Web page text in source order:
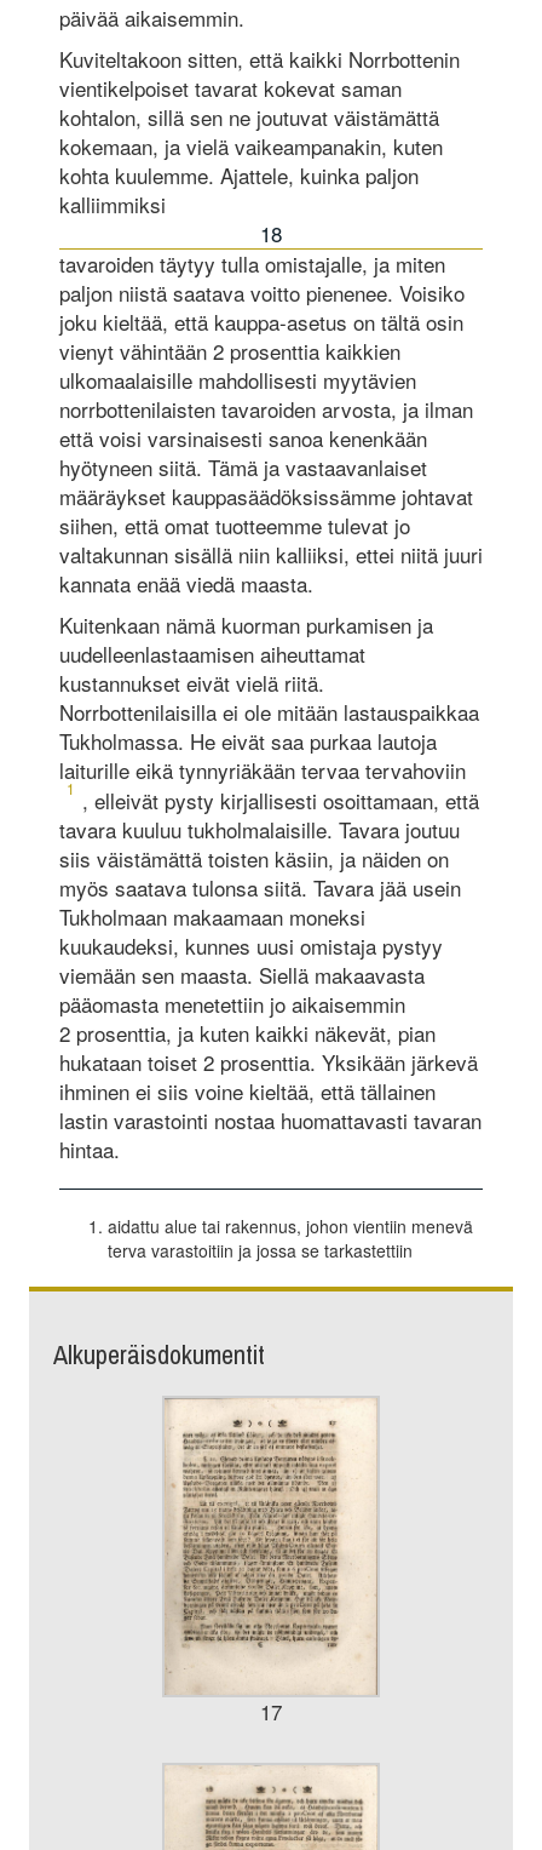
päivää aikaisemmin.
Kuviteltakoon sitten, että kaikki Norrbottenin
vientikelpoiset tavarat kokevat saman
kohtalon, sillä sen ne joutuvat väistämättä
kokemaan, ja vielä vaikeampanakin, kuten
kohta kuulemme. Ajattele, kuinka paljon
kalliimmiksi
18
tavaroiden täytyy tulla omistajalle, ja miten
paljon niistä saatava voitto pienenee. Voisiko
joku kieltää, että kauppa-asetus on tältä osin
vienyt vähintään 2 prosenttia kaikkien
ulkomaalaisille mahdollisesti myytävien
norrbottenilaisten tavaroiden arvosta, ja ilman
että voisi varsinaisesti sanoa kenenkään
hyötyneen siitä. Tämä ja vastaavanlaiset
määräyk­set kauppasäädöksissämme johtavat
siihen, että omat tuotteemme tulevat jo
valtakunnan sisällä niin kalliiksi, ettei niitä juuri
kannata enää viedä ­maasta.
Kuitenkaan nämä kuorman purkamisen ja
uudelleenlastaamisen aiheut­tamat
kustannukset eivät vielä riitä.
Norrbottenilaisilla ei ole mitään lastauspaikkaa
Tukholmassa. He eivät saa purkaa lautoja
laiturille eikä tynnyriäkään tervaa tervahoviin
1 , elleivät pysty kirjallisesti osoittamaan, että
tavara kuuluu tukholmalaisille. Tavara joutuu
siis väistämättä toisten käsiin, ja näiden on
myös saatava tulonsa siitä. Tavara jää usein
Tukholmaan makaamaan moneksi
kuukaudeksi, kunnes uusi omistaja pystyy
viemään sen maasta. Siellä makaavasta
pääomasta menetettiin jo aikaisemmin
2 prosenttia, ja kuten kaikki näkevät, pian
hukataan toiset 2 prosenttia. Yksikään järkevä
ihminen ei siis voine kieltää, että tällainen
lastin varastointi nostaa huomattavasti tavaran
hintaa.
aidattu alue tai rakennus, johon vientiin menevä
terva varastoitiin ja jossa se tarkastettiin
Alkuperäisdokumentit
17